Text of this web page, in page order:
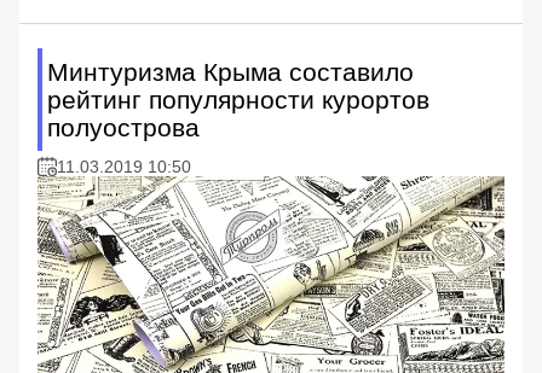
Минтуризма Крыма составило
рейтинг популярности курортов
полуострова
11.03.2019 10:50